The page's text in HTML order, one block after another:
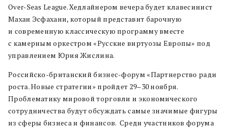
Over-Seas League. Хедлайнером вечера будет клавесинист
Махан Эсфахани, который представит барочную
и современную классическую программу вместе
с камерным оркестром «Русские виртуозы Европы» под
управлением Юрия Жислина.
Российско-британский бизнес-форум «Партнерство ради
роста. Новые стратегии» пройдет 29–30 ноября.
Проблематику мировой торговли и экономического
сотрудничества будут обсуждать самые значимые фигуры
из сферы бизнеса и финансов. Среди участников форума